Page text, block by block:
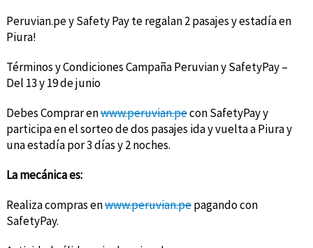
Peruvian.pe y Safety Pay te regalan 2 pasajes y estadía en
Piura!
Términos y Condiciones Campaña Peruvian y SafetyPay –
Del 13 y 19 de junio
Debes Comprar enwww.peruvian.pecon SafetyPay y
participa en el sorteo de dos pasajes ida y vuelta a Piura y
una estadía por 3 días y 2 noches.
La mecánica es:
Realiza compras enwww.peruvian.pepagando con
SafetyPay.